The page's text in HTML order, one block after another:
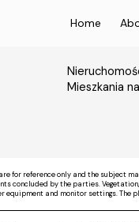
Home
Mieszkania
for reference only and the subject
concluded by the parties.
and monitor settings. The